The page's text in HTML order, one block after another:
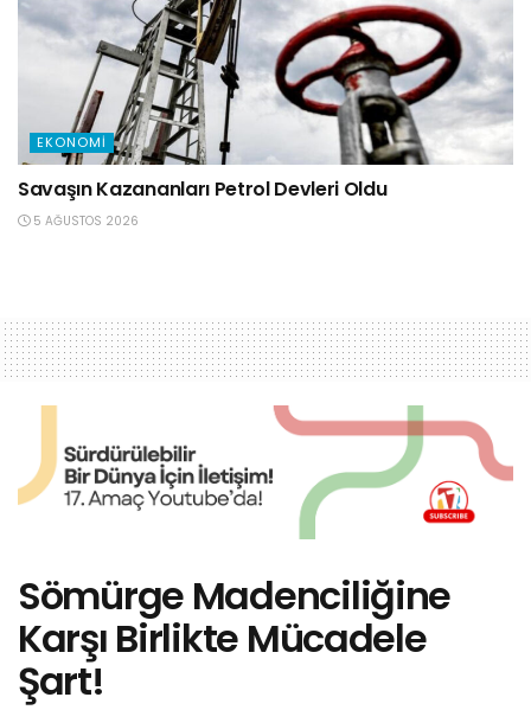
EKONOMI
Savaşın Kazananları Petrol Devleri Oldu
5 AĞUSTOS 2026
Sömürge Madenciliğine
Karşı Birlikte Mücadele
Şart!